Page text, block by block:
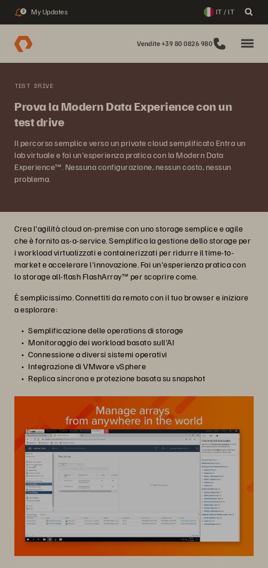
2 My Updates IT / IT
Vendite +39 80 0826 980
TEST DRIVE
Prova la Modern Data Experience con un
test drive
Il percorso semplice verso un private cloud semplificato Entra un
lab virtuale e fai un'esperienza pratica con la Modern Data
Experience™. Nessuna configurazione, nessun costo, nessun
problema.
Crea l'agilità cloud on-premise con uno storage semplice e agile
che è fornito as-a-service. Semplifica la gestione dello storage per
i workload virtualizzati e containerizzati per ridurre il time-to-
market e accelerare l'innovazione. Fai un'esperienza pratica con
lo storage all-flash FlashArray™ per scoprire come.
È semplicissimo. Connettiti da remoto con il tuo browser e iniziare
a esplorare:
Semplificazione delle operations di storage
Monitoraggio dei workload basato sull'AI
Connessione a diversi sistemi operativi
Integrazione di VMware vSphere
Replica sincrona e protezione basata su snapshot